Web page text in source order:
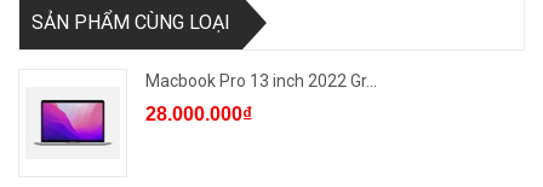
SẢN PHẨM CÙNG LOẠI
Macbook Pro 13 inch 2022 Gr...
28.000.000₫